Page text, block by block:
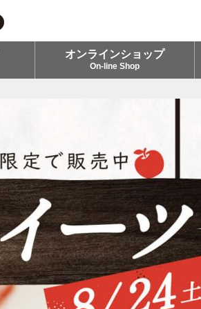
オンラインショップ
On-line Shop